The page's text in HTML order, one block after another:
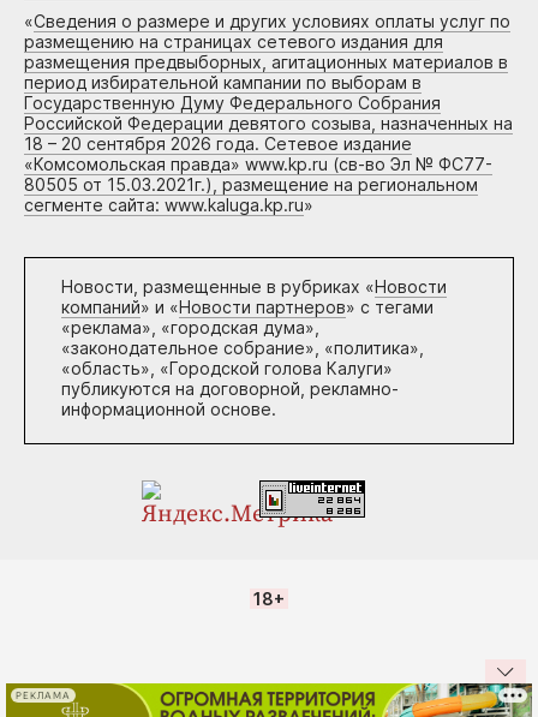
«Сведения о размере и других условиях оплаты услуг по
размещению на страницах сетевого издания для
размещения предвыборных, агитационных материалов в
период избирательной кампании по выборам в
Государственную Думу Федерального Собрания
Российской Федерации девятого созыва, назначенных на
18 – 20 сентября 2026 года. Сетевое издание
«Комсомольская правда» www.kp.ru (св-во Эл № ФС77-
80505 от 15.03.2021г.), размещение на региональном
сегменте сайта: www.kaluga.kp.ru»
Новости, размещенные в рубриках «Новости
компаний» и «Новости партнеров» с тегами
«реклама», «городская дума»,
«законодательное собрание», «политика»,
«область», «Городской голова Калуги»
публикуются на договорной, рекламно-
информационной основе.
18+
РЕКЛАМА